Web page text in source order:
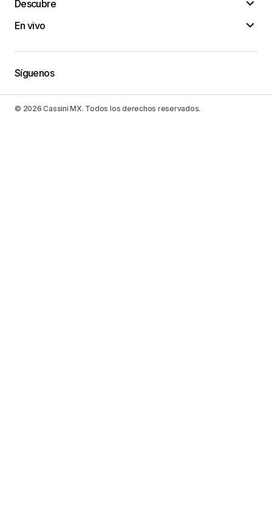
Descubre
En vivo
Síguenos
© 2026 Cassini MX. Todos los derechos reservados.